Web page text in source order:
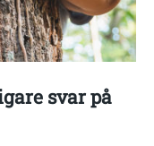
svar på